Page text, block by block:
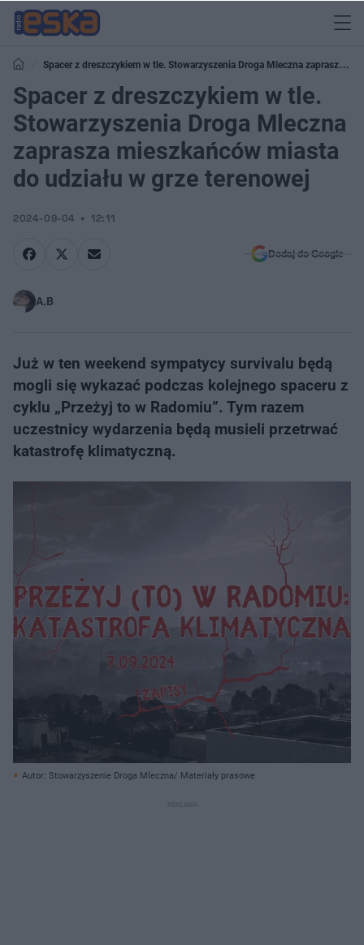
Spacer z dreszczykiem w tle. Stowarzyszenia Droga Mleczna zaprasza
mieszkańców miasta do udziału w grze terenowej
Spacer z dreszczykiem w tle.
Stowarzyszenia Droga Mleczna
zaprasza mieszkańców miasta
do udziału w grze terenowej
2024-09-04 12:11
Dodaj do Google
A.B
Już w ten weekend sympatycy survivalu będą
mogli się wykazać podczas kolejnego spaceru z
cyklu „Przeżyj to w Radomiu”. Tym razem
uczestnicy wydarzenia będą musieli przetrwać
katastrofę klimatyczną.
Autor: Stowarzyszenie Droga Mleczna/ Materiały prasowe